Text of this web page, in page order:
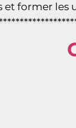
former les